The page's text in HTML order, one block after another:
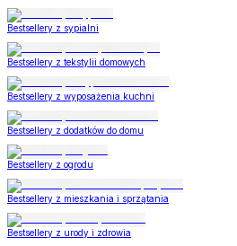
Bestsellery z sypialni
Bestsellery z tekstylii domowych
Bestsellery z wyposażenia kuchni
Bestsellery z dodatków do domu
Bestsellery z ogrodu
Bestsellery z mieszkania i sprzątania
Bestsellery z urody i zdrowia